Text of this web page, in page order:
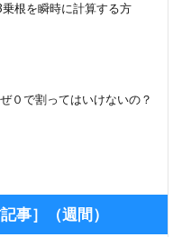
根を瞬時に計算する方
０で割ってはいけないの？
事］（週間）